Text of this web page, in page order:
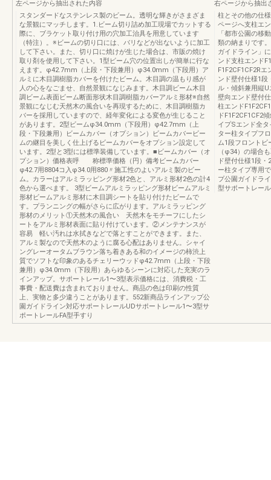
左ページから抽出された内容
スタンダードなステンレス製のビーム。透明な輝きがさまざま
な景観にマッチします。1.ビーム切り詰め加工現場でカットする
際に、ブラケット取り付け用の穴加工治具を用意しています
（特注）。※ビームの切り口には、バリなどが出ないように加工
して下さい。また、切り口に焼けが生じた場合は、市販の焼け
取り剤を使用して下さい。1型ビーム穴の位置出しが簡単に行な
えます。φ42.7mm（上段・下段兼用）φ34.0mm（下段用）ア
ルミに木目調樹脂カバーを付けたビーム。木目調の温もり感が
人の心をなごませ、自然景観になじみます。木目調ビーム木目
調ビーム表面ビーム断面形状木目調樹脂カバーアルミ形材※自然
景観になじむ天然木の風合いを再現するために、木目調樹脂カ
バーを採用していますので、経年変化による変色が生じること
があります。2型ビームφ34.0mm（下段用）φ42.7mm（上
段・下段兼用）ビームカバー（オプション）ビームカバービー
ムの継目を美しく仕上げるビームカバーをオプション設定して
います。2型と3型には標準装備しています。■ビームカバー（オ
プション）価格表呼 称標準価格（円）備考ビームカバー
φ42.7用8804コ入φ34.0用880〃施工性のよいアルミ製のビー
ム。カラーはアルミラッピング形材2色と、アルミ形材2色の計4
色から選べます。 3型ビームアルミラッピング形材ビームアルミ
形材ビームアルミ形材に木目調シートを貼り付けたビームで
す。プランニングの幅がさらに広がります。アルミラッピング
形材のメリット①天然木の風合い 天然木をモチーフにしたシ
ートをアルミ形材表面に貼り付けています。②メンテナンスが
容易 軽い汚れは水拭きなどで落とすことができます。また、
アルミ製なので天然木のように腐る心配はありません。シャイ
ングレーオータムブラウン落ち着きある和のイメージの柿渋上
質でソフトな印象のあるチェリーウッドφ42.7mm（上段・下段
兼用）φ34.0mm（下段用）あらゆるシーンに対応した充実のラ
インアップ。サポートレール1〜3型表示価格には、消費税・工
事費・配送費は含まれておりません。商品の色は印刷の性質
上、実物と多少違うことがあります。552新商品ラインアップ公
園ガイドライン対応サポートレールUDサポートレール1〜3型サ
ポートレールFA型手すり
右ページから抽出
柱とその他の仕
ページへ支柱エ
「都市公園の移
類の納まりです
ガイドライン」
ンド支柱エンド
F1F2CF1CF2R
ンド壁付仕様1段
ル・傾斜兼用縦
壁向エンド壁付
柱エンド
ドF1F2CF1CF2
イプSエンド全
ター柱タイプフ
ム1段フロントビ
（φ34）の場合
ド壁付仕様1段
ー柱タイプ専用
プ公園ガイドラ
型サポートレー